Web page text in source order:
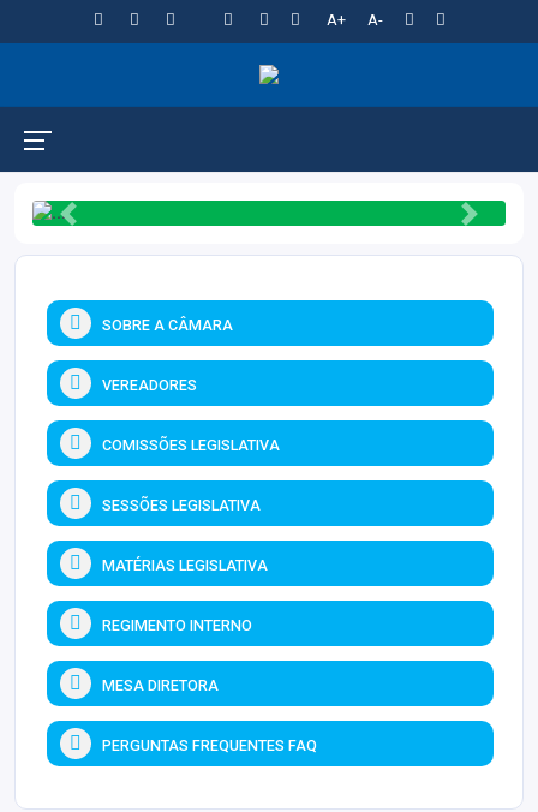
A+ A-
Previous Next
SOBRE A CÂMARA
VEREADORES
COMISSÕES LEGISLATIVA
SESSÕES LEGISLATIVA
MATÉRIAS LEGISLATIVA
REGIMENTO INTERNO
MESA DIRETORA
PERGUNTAS FREQUENTES FAQ